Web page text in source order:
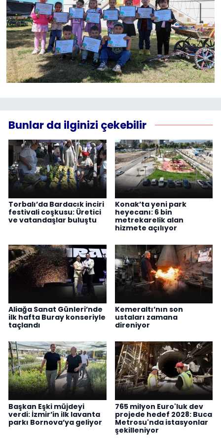
Bunlar da ilginizi çekebilir
Torbalı’da Bardacık inciri
festivali coşkusu: Üretici
ve vatandaşlar buluştu
Konak’ta yeni park
heyecanı: 6 bin
metrekarelik alan
hizmete açılıyor
Aliağa Sanat Günleri’nde
ilk hafta Buray konseriyle
taçlandı
Kemeraltı’nın son
ustaları zamana
direniyor
Başkan Eşki müjdeyi
verdi: İzmir’in ilk lavanta
parkı Bornova’ya geliyor
765 milyon Euro'luk dev
projede hedef 2028: Buca
Metrosu'nda istasyonlar
şekilleniyor